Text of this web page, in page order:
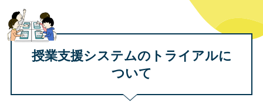
授業支援システムのトライアルに
ついて